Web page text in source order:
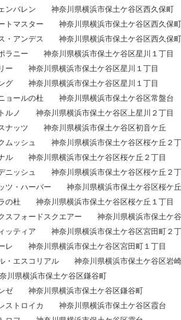
ンバレン 神奈川県横浜市保土ケ谷区西久保町
トマスター 神奈川県横浜市保土ケ谷区西久保町
・アンデス 神奈川県横浜市保土ケ谷区西久保町
ラニー 神奈川県横浜市保土ケ谷区星川１丁目
ー 神奈川県横浜市保土ケ谷区星川１丁目
グ 神奈川県横浜市保土ケ谷区星川１丁目
ョールの杜 神奈川県横浜市保土ケ谷区常盤台
ルノ 神奈川県横浜市保土ケ谷区上星川２丁目
ナッツ 神奈川県横浜市保土ケ谷区初音ケ丘
ムッシュ 神奈川県横浜市保土ケ谷区桜ケ丘２
ル 神奈川県横浜市保土ケ谷区桜ケ丘２丁目
ニッシュ 神奈川県横浜市保土ケ谷区桜ケ丘２
ツ・ハーバー 神奈川県横浜市保土ケ谷区桜ケ
の杜 神奈川県横浜市保土ケ谷区桜ケ丘１丁目
スフォードスクエアー 神奈川県横浜市保土ケ
ッティア 神奈川県横浜市保土ケ谷区宮田町２
レ 神奈川県横浜市保土ケ谷区宮田町１丁目
・エスコリアル 神奈川県横浜市保土ケ谷区岩
県横浜市保土ケ谷区鎌谷町
ゼ 神奈川県横浜市保土ケ谷区鎌谷町
ストロイカ 神奈川県横浜市保土ケ谷区霞台